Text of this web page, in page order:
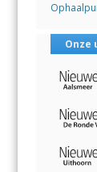
Onze